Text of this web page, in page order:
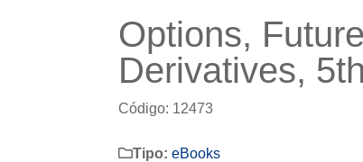
Options,
Derivatives,
Código: 12473
Tipo: eBooks